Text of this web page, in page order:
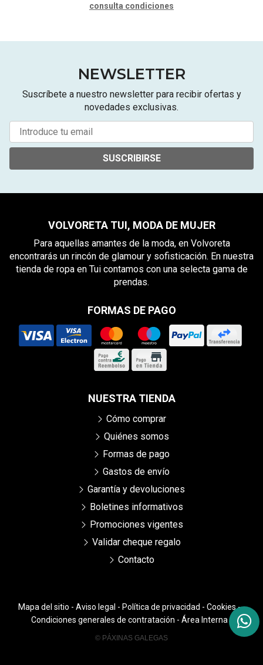
consulta condiciones
NEWSLETTER
Suscríbete a nuestro newsletter para recibir ofertas y
novedades exclusivas.
SUSCRIBIRSE
VOLVORETA TUI, MODA DE MUJER
Para aquellas amantes de la moda, en Volvoreta
encontrarás un rincón de glamour y sofisticación. En nuestra
tienda de ropa en Tui contamos con una selecta gama de
prendas.
FORMAS DE PAGO
NUESTRA TIENDA
Cómo comprar
Quiénes somos
Formas de pago
Gastos de envío
Garantía y devoluciones
Boletines informativos
Promociones vigentes
Validar cheque regalo
Contacto
Mapa del sitio - Aviso legal - Política de privacidad - Cookies-
Condiciones generales de contratación - Área Interna
© PÁXINAS GALEGAS